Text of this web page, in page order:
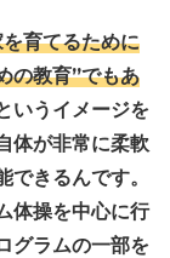
育てるために
の教育”でもあ
いうイメージを
体が非常に柔軟
きるんです。
体操を中心に行
グラムの一部を